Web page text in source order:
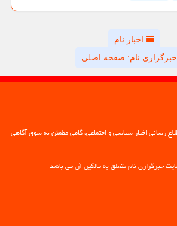
اخبار نام
خبرگزاری نام: صفحه اصلی